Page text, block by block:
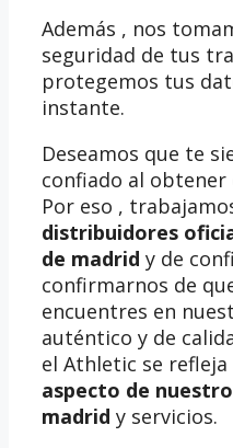
Además , nos
seguridad de tus
protegemos tus
instante.
Deseamos que te
confiado al obtener
Por eso ,
distribuidores
de madrid y de
confirmarnos de
encuentres en
auténtico y de
el Athletic se refleja
aspecto de
madrid y servicios.